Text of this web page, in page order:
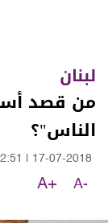
لبنان
من قصد
الناس"؟
17-07-2018
A-
A+